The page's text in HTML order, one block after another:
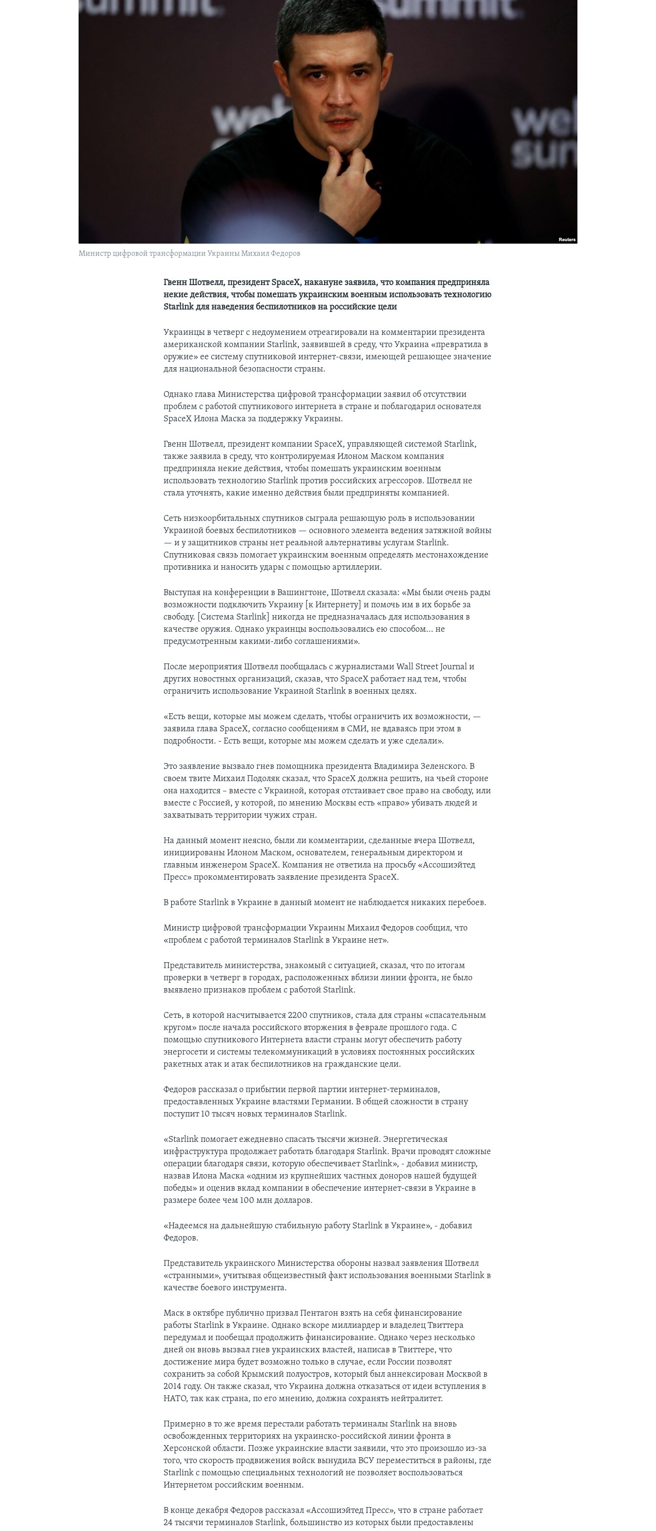
Министр цифровой трансформации Украины Михаил Федоров
Гвенн Шотвелл, президент SpaceX, накануне заявила, что компания предприняла
некие действия, чтобы помешать украинским военным использовать технологию
Starlink для наведения беспилотников на российские цели
Украинцы в четверг с недоумением отреагировали на комментарии президента
американской компании Starlink, заявившей в среду, что Украина «превратила в
оружие» ее систему спутниковой интернет-связи, имеющей решающее значение
для национальной безопасности страны.
Однако глава Министерства цифровой трансформации заявил об отсутствии
проблем с работой спутникового интернета в стране и поблагодарил основателя
SpaceX Илона Маска за поддержку Украины.
Гвенн Шотвелл, президент компании SpaceX, управляющей системой Starlink,
также заявила в среду, что контролируемая Илоном Маском компания
предприняла некие действия, чтобы помешать украинским военным
использовать технологию Starlink против российских агрессоров. Шотвелл не
стала уточнять, какие именно действия были предприняты компанией.
Сеть низкоорбитальных спутников сыграла решающую роль в использовании
Украиной боевых беспилотников — основного элемента ведения затяжной войны
— и у защитников страны нет реальной альтернативы услугам Starlink.
Спутниковая связь помогает украинским военным определять местонахождение
противника и наносить удары с помощью артиллерии.
Выступая на конференции в Вашингтоне, Шотвелл сказала: «Мы были очень рады
возможности подключить Украину [к Интернету] и помочь им в их борьбе за
свободу. [Система Starlink] никогда не предназначалась для использования в
качестве оружия. Однако украинцы воспользовались ею способом... не
предусмотренным какими-либо соглашениями».
После мероприятия Шотвелл пообщалась с журналистами Wall Street Journal и
других новостных организаций, сказав, что SpaceX работает над тем, чтобы
ограничить использование Украиной Starlink в военных целях.
«Есть вещи, которые мы можем сделать, чтобы ограничить их возможности, —
заявила глава SpaceX, согласно сообщениям в СМИ, не вдаваясь при этом в
подробности. - Есть вещи, которые мы можем сделать и уже сделали».
Это заявление вызвало гнев помощника президента Владимира Зеленского. В
своем твите Михаил Подоляк сказал, что SpaceX должна решить, на чьей стороне
она находится – вместе с Украиной, которая отстаивает свое право на свободу, или
вместе с Россией, у которой, по мнению Москвы есть «право» убивать людей и
захватывать территории чужих стран.
На данный момент неясно, были ли комментарии, сделанные вчера Шотвелл,
инициированы Илоном Маском, основателем, генеральным директором и
главным инженером SpaceX. Компания не ответила на просьбу «Ассошиэйтед
Пресс» прокомментировать заявление президента SpaceX.
В работе Starlink в Украине в данный момент не наблюдается никаких перебоев.
Министр цифровой трансформации Украины Михаил Федоров сообщил, что
«проблем с работой терминалов Starlink в Украине нет».
Представитель министерства, знакомый с ситуацией, сказал, что по итогам
проверки в четверг в городах, расположенных вблизи линии фронта, не было
выявлено признаков проблем с работой Starlink.
Сеть, в которой насчитывается 2200 спутников, стала для страны «спасательным
кругом» после начала российского вторжения в феврале прошлого года. С
помощью спутникового Интернета власти страны могут обеспечить работу
энергосети и системы телекоммуникаций в условиях постоянных российских
ракетных атак и атак беспилотников на гражданские цели.
Федоров рассказал о прибытии первой партии интернет-терминалов,
предоставленных Украине властями Германии. В общей сложности в страну
поступит 10 тысяч новых терминалов Starlink.
«Starlink помогает ежедневно спасать тысячи жизней. Энергетическая
инфраструктура продолжает работать благодаря Starlink. Врачи проводят сложные
операции благодаря связи, которую обеспечивает Starlink», - добавил министр,
назвав Илона Маска «одним из крупнейших частных доноров нашей будущей
победы» и оценив вклад компании в обеспечение интернет-связи в Украине в
размере более чем 100 млн долларов.
«Надеемся на дальнейшую стабильную работу Starlink в Украине», - добавил
Федоров.
Представитель украинского Министерства обороны назвал заявления Шотвелл
«странными», учитывая общеизвестный факт использования военными Starlink в
качестве боевого инструмента.
Маск в октябре публично призвал Пентагон взять на себя финансирование
работы Starlink в Украине. Однако вскоре миллиардер и владелец Твиттера
передумал и пообещал продолжить финансирование. Однако через несколько
дней он вновь вызвал гнев украинских властей, написав в Твиттере, что
достижение мира будет возможно только в случае, если России позволят
сохранить за собой Крымский полуостров, который был аннексирован Москвой в
2014 году. Он также сказал, что Украина должна отказаться от идеи вступления в
НАТО, так как страна, по его мнению, должна сохранять нейтралитет.
Примерно в то же время перестали работать терминалы Starlink на вновь
освобожденных территориях на украинско-российской линии фронта в
Херсонской области. Позже украинские власти заявили, что это произошло из-за
того, что скорость продвижения войск вынудила ВСУ переместиться в районы, где
Starlink с помощью специальных технологий не позволяет воспользоваться
Интернетом российским военным.
В конце декабря Федоров рассказал «Ассошиэйтед Пресс», что в стране работает
24 тысячи терминалов Starlink, большинство из которых были предоставлены